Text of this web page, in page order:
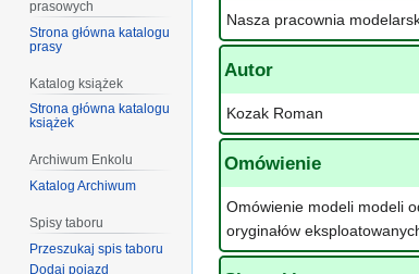
Nasza pracownia
Autor
Kozak Roman
Omówienie
Omówienie modeli modeli
oryginałów
prasowych
Strona główna katalogu
prasy
Katalog książek
Strona główna katalogu
książek
Archiwum Enkolu
Katalog Archiwum
Spisy taboru
Przeszukaj spis taboru
Dodaj pojazd